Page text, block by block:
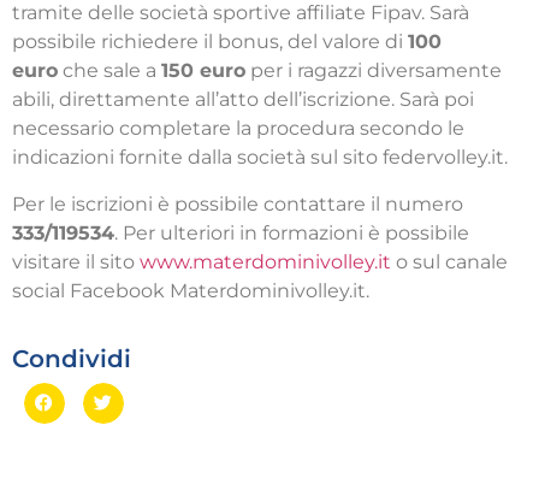
tramite delle società sportive affiliate Fipav. Sarà
possibile richiedere il bonus, del valore di 100
euro che sale a 150 euro per i ragazzi diversamente
abili, direttamente all’atto dell’iscrizione. Sarà poi
necessario completare la procedura secondo le
indicazioni fornite dalla società sul sito federvolley.it.
Per le iscrizioni è possibile contattare il numero
333/119534. Per ulteriori in formazioni è possibile
visitare il sito www.materdominivolley.it o sul canale
social Facebook Materdominivolley.it.
Condividi